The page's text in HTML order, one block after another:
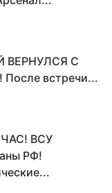
ВЕРНУЛСЯ С
встречи...
ВСУ
РФ!